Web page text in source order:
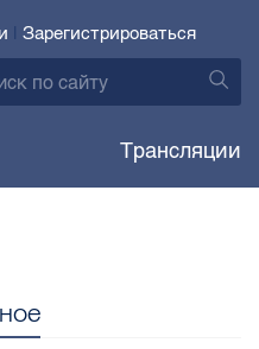
| Зарегистрироваться
Трансляции